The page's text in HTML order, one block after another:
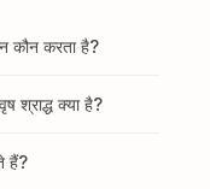
कौन करता है?
श्राद्ध क्या है?
हैं?